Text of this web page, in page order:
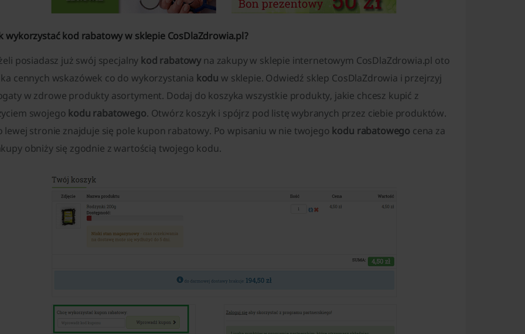
wykorzystać kod rabatowy w sklepie CosDlaZdrowia.pl?
posiadasz już swój specjalny kod rabatowyna zakupy w sklepie internetowym CosDlaZdrowia.pl oto
cennych wskazówek co do wykorzystania kodu w sklepie. Odwiedź sklep CosDlaZdrowia i przejrzyj
w zdrowe produkty asortyment. Dodaj do koszyka wszystkie produkty, jakie chcesz kupić z
swojego kodu rabatowego. Otwórz koszyk i spójrz pod listę wybranych przez ciebie produktów.
lewej stronie znajduje się pole kupon rabatowy. Po wpisaniu w nie twojego kodu rabatowego cena za
obniży się zgodnie z wartością twojego kodu.